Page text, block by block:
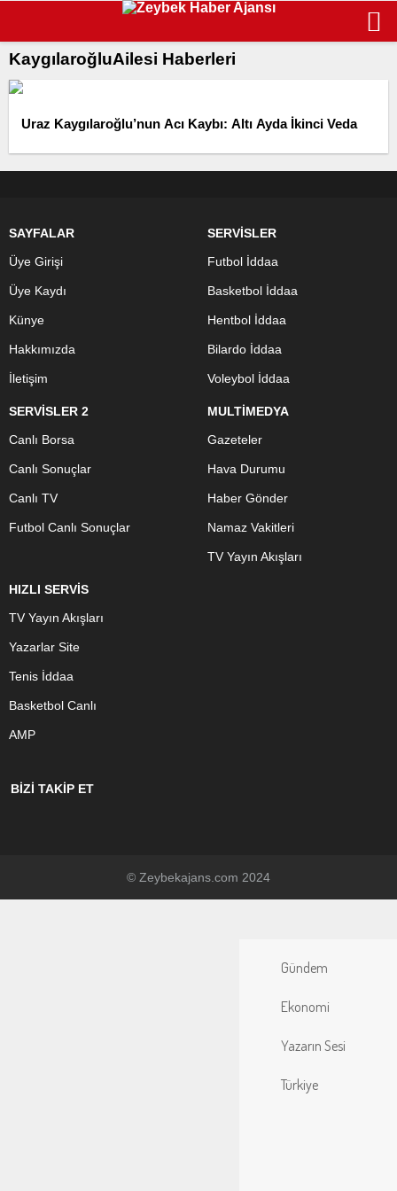
KaygılaroğluAilesi Haberleri
Uraz Kaygılaroğlu’nun Acı Kaybı: Altı Ayda İkinci Veda
SAYFALAR
Üye Girişi
Üye Kaydı
Künye
Hakkımızda
İletişim
SERVİSLER
Futbol İddaa
Basketbol İddaa
Hentbol İddaa
Bilardo İddaa
Voleybol İddaa
SERVİSLER 2
Canlı Borsa
Canlı Sonuçlar
Canlı TV
Futbol Canlı Sonuçlar
MULTİMEDYA
Gazeteler
Hava Durumu
Haber Gönder
Namaz Vakitleri
TV Yayın Akışları
HIZLI SERVİS
TV Yayın Akışları
Yazarlar Site
Tenis İddaa
Basketbol Canlı
AMP
BİZİ TAKİP ET
© Zeybekajans.com 2024
Gündem
Ekonomi
Yazarın Sesi
Türkiye